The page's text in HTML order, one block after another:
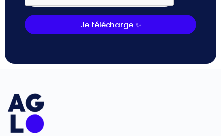
Je télécharge ✨